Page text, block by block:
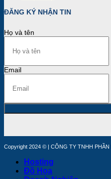
ĐĂNG KÝ NHẬN TIN
Họ và tên
Email
Copyright 2024 © | CÔNG TY TNHH PHẦN
Hosting
Đồ Họa